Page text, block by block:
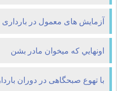
آزمایش های معمول در بارداری
اونهايي که ميخوان مادر بشن
با تهوع صبحگاهی در دوران